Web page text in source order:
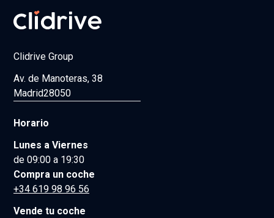
Clidrive Group
Av. de Manoteras, 38
Madrid28050
Horario
Lunes a Viernes
de 09:00 a 19:30
Compra un coche
+34 619 98 96 56
Vende tu coche